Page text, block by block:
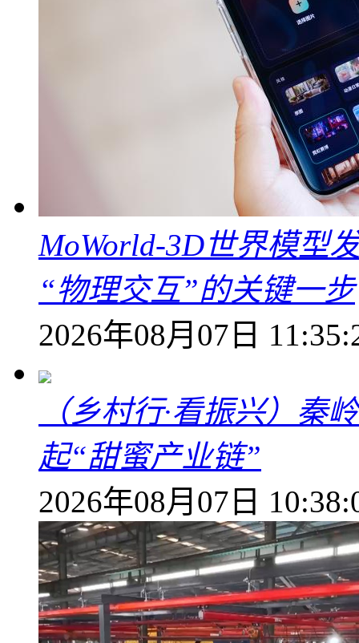
MoWorld-3D世界模型
“物理交互”的关键一步
2026年08月07日
（乡村行·看振兴）秦
起“甜蜜产业链”
2026年08月07日